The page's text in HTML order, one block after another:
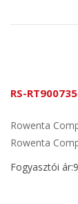
RS-
Rowenta
Rowenta
Fogyasztói